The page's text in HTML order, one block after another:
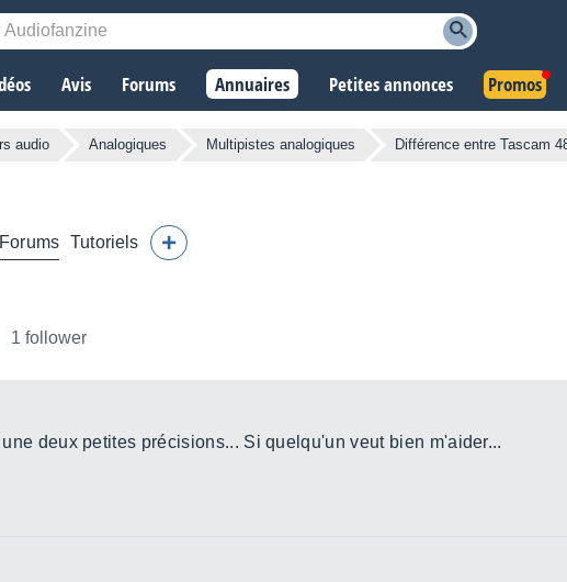
Avis Forums Annuaires Petites annonces Promos
audio Analogiques Multipistes analogiques Différence entre Tascam
Forums Tutoriels
1 follower
deux petites précisions... Si quelqu'un veut bien m'aider...